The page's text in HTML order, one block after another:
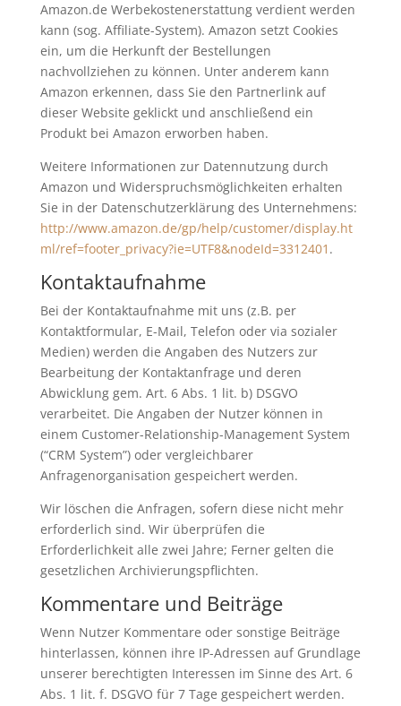
Amazon.de Werbekostenerstattung verdient werden
kann (sog. Affiliate-System). Amazon setzt Cookies
ein, um die Herkunft der Bestellungen
nachvollziehen zu können. Unter anderem kann
Amazon erkennen, dass Sie den Partnerlink auf
dieser Website geklickt und anschließend ein
Produkt bei Amazon erworben haben.
Weitere Informationen zur Datennutzung durch
Amazon und Widerspruchsmöglichkeiten erhalten
Sie in der Datenschutzerklärung des Unternehmens:
http://www.amazon.de/gp/help/customer/display.ht
ml/ref=footer_privacy?ie=UTF8&nodeId=3312401 .
Kontaktaufnahme
Bei der Kontaktaufnahme mit uns (z.B. per
Kontaktformular, E-Mail, Telefon oder via sozialer
Medien) werden die Angaben des Nutzers zur
Bearbeitung der Kontaktanfrage und deren
Abwicklung gem. Art. 6 Abs. 1 lit. b) DSGVO
verarbeitet. Die Angaben der Nutzer können in
einem Customer-Relationship-Management System
(“CRM System”) oder vergleichbarer
Anfragenorganisation gespeichert werden.
Wir löschen die Anfragen, sofern diese nicht mehr
erforderlich sind. Wir überprüfen die
Erforderlichkeit alle zwei Jahre; Ferner gelten die
gesetzlichen Archivierungspflichten.
Kommentare und Beiträge
Wenn Nutzer Kommentare oder sonstige Beiträge
hinterlassen, können ihre IP-Adressen auf Grundlage
unserer berechtigten Interessen im Sinne des Art. 6
Abs. 1 lit. f. DSGVO für 7 Tage gespeichert werden.